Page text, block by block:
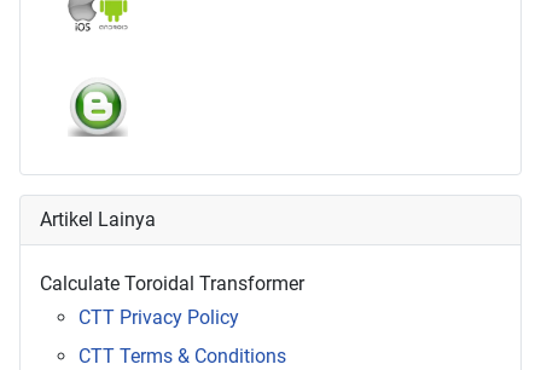
Artikel Lainya
Calculate Toroidal Transformer
CTT Privacy Policy
CTT Terms & Conditions